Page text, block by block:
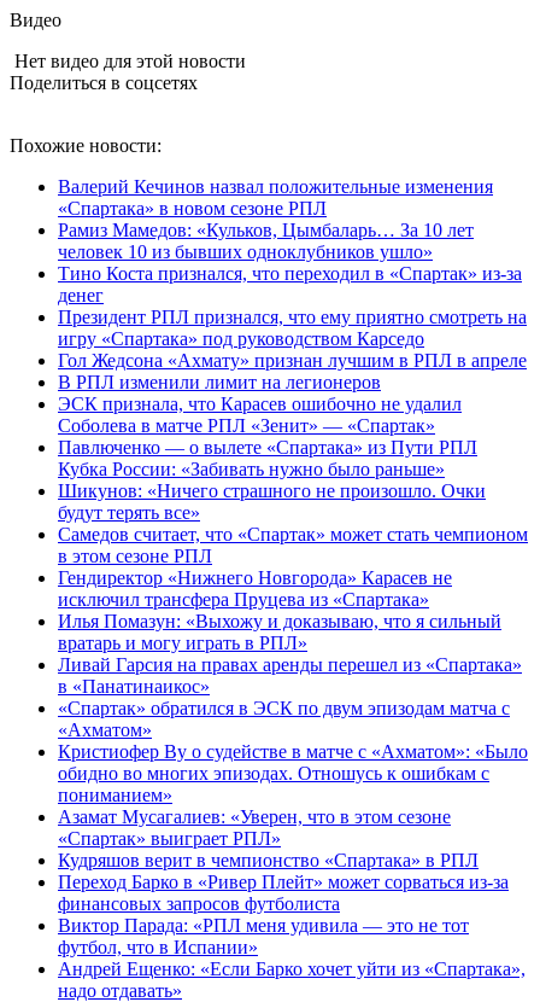
Видео
Нет видео для этой новости
Поделиться в соцсетях
Похожие новости:
Валерий Кечинов назвал положительные изменения
«Спартака» в новом сезоне РПЛ
Рамиз Мамедов: «Кульков, Цымбаларь… За 10 лет
человек 10 из бывших одноклубников ушло»
Тино Коста признался, что переходил в «Спартак» из-за
денег
Президент РПЛ признался, что ему приятно смотреть на
игру «Спартака» под руководством Карседо
Гол Жедсона «Ахмату» признан лучшим в РПЛ в апреле
В РПЛ изменили лимит на легионеров
ЭСК признала, что Карасев ошибочно не удалил
Соболева в матче РПЛ «Зенит» — «Спартак»
Павлюченко — о вылете «Спартака» из Пути РПЛ
Кубка России: «Забивать нужно было раньше»
Шикунов: «Ничего страшного не произошло. Очки
будут терять все»
Самедов считает, что «Спартак» может стать чемпионом
в этом сезоне РПЛ
Гендиректор «Нижнего Новгорода» Карасев не
исключил трансфера Пруцева из «Спартака»
Илья Помазун: «Выхожу и доказываю, что я сильный
вратарь и могу играть в РПЛ»
Ливай Гарсия на правах аренды перешел из «Спартака»
в «Панатинаикос»
«Спартак» обратился в ЭСК по двум эпизодам матча с
«Ахматом»
Кристиофер Ву о судействе в матче с «Ахматом»: «Было
обидно во многих эпизодах. Отношусь к ошибкам с
пониманием»
Азамат Мусагалиев: «Уверен, что в этом сезоне
«Спартак» выиграет РПЛ»
Кудряшов верит в чемпионство «Спартака» в РПЛ
Переход Барко в «Ривер Плейт» может сорваться из‑за
финансовых запросов футболиста
Виктор Парада: «РПЛ меня удивила — это не тот
футбол, что в Испании»
Андрей Ещенко: «Если Барко хочет уйти из «Спартака»,
надо отдавать»